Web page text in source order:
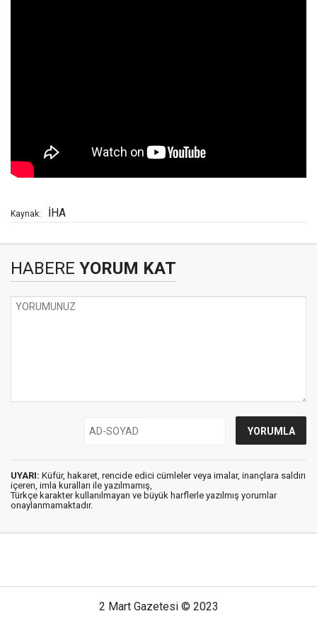
Kaynak: İHA
HABERE YORUM KAT
UYARI: Küfür, hakaret, rencide edici cümleler veya imalar, inançlara saldırı
içeren, imla kuralları ile yazılmamış,
Türkçe karakter kullanılmayan ve büyük harflerle yazılmış yorumlar
onaylanmamaktadır.
2 Mart Gazetesi © 2023